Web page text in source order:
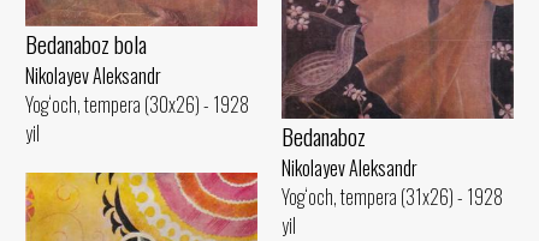
Bedanaboz bola
Nikolayev Aleksandr
Yog‘och, tempera (30x26) - 1928
yil
Bedanaboz
Nikolayev Aleksandr
Yog‘och, tempera (31x26) - 1928
yil